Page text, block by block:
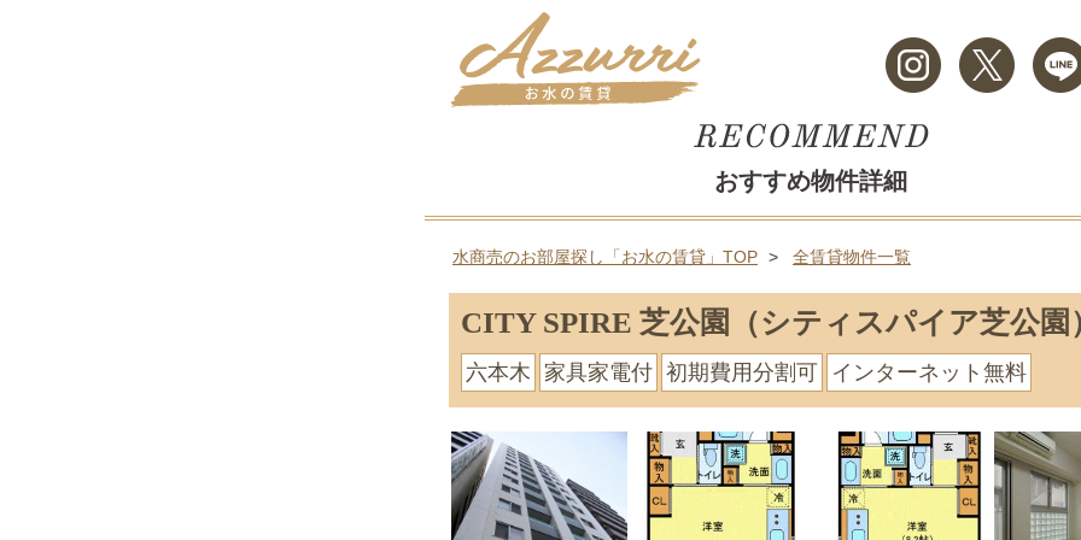
おすすめ物件詳細
水商売のお部屋探し「お水の賃貸」TOP 全賃貸物件一覧
CITY SPIRE 芝公園（シティスパイア芝公園
六本木 家具家電付 初期費用分割可 インターネット無料